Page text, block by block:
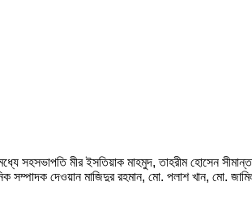
সহসভাপতি মীর ইসতিয়াক মাহমুদ, তাহরীম হোসেন
সম্পাদক দেওয়ান মাজিদুর রহমান, মো. পলাশ খান, মো.